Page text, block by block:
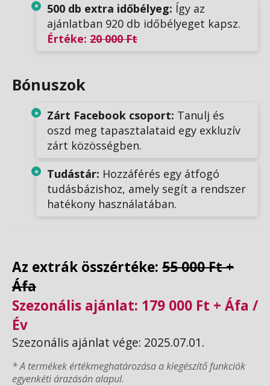
500 db extra időbélyeg: Így az
ajánlatban 920 db időbélyeget kapsz.
Értéke: 20 000 Ft
Bónuszok
Zárt Facebook csoport: Tanulj és
oszd meg tapasztalataid egy exkluzív
zárt közösségben.
Tudástár: Hozzáférés egy átfogó
tudásbázishoz, amely segít a rendszer
hatékony használatában.
Az extrák összértéke: 55 000 Ft +
Áfa
Szezonális ajánlat: 179 000 Ft + Áfa /
Év
Szezonális ajánlat vége: 2025.07.01.
* A termékek értékmeghatározása a kiegészítő funkciók
egyenkéti árazásán alapul.